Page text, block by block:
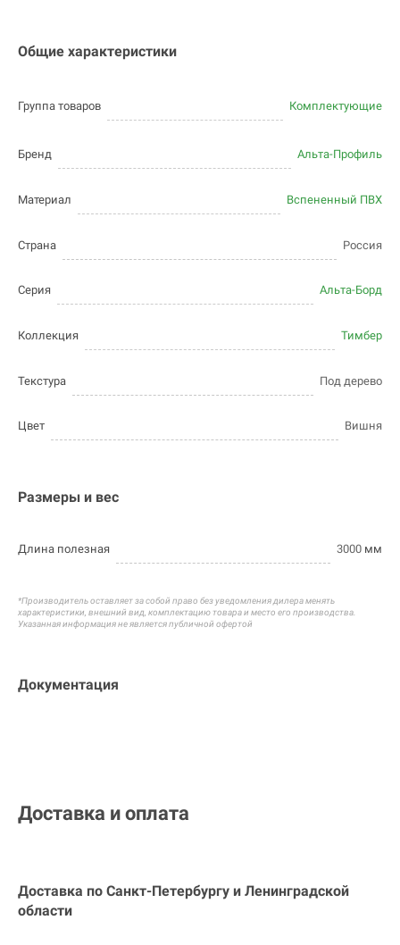
Общие характеристики
Группа товаров Комплектующие
Бренд Альта-Профиль
Материал Вспененный ПВХ
Страна Россия
Серия Альта-Борд
Коллекция Тимбер
Текстура Под дерево
Цвет Вишня
Размеры и вес
Длина полезная 3000 мм
*Производитель оставляет за собой право без уведомления дилера менять
характеристики, внешний вид, комплектацию товара и место его производства.
Указанная информация не является публичной офертой
Документация
Доставка и оплата
Доставка по Санкт-Петербургу и Ленинградской
области